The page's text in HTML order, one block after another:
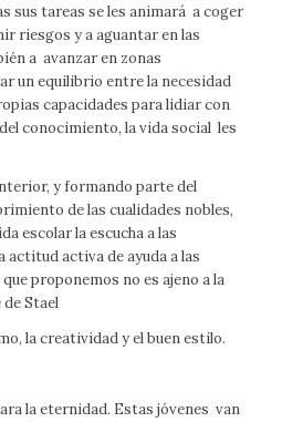
sus tareas se les animará a coger
riesgos y a aguantar en las
a avanzar en zonas
un equilibrio entre la necesidad
capacidades para lidiar con
conocimiento, la vida social les
y formando parte del
de las cualidades nobles,
escolar la escucha a las
actitud activa de ayuda a las
proponemos no es ajeno a la
Stael
la creatividad y el buen estilo.
la eternidad. Estas jóvenes van